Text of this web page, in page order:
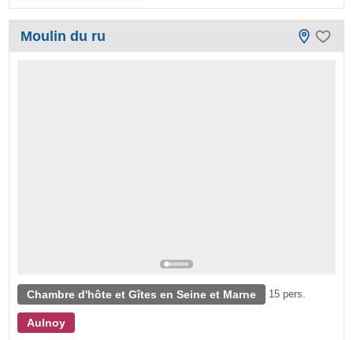
Moulin du ru
Chambre d'hôte et Gîtes en Seine et Marne 15 pers.
Aulnoy